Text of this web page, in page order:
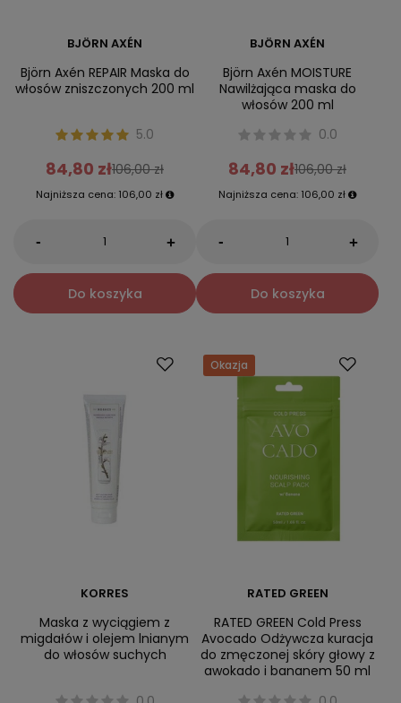
BJÖRN AXÉN
Björn Axén REPAIR Maska do
włosów zniszczonych 200 ml
5.0
84,80 zł106,00 zł
Najniższa cena: 106,00 zł
- +
Do koszyka
BJÖRN AXÉN
Björn Axén MOISTURE
Nawilżająca maska do
włosów 200 ml
0.0
84,80 zł106,00 zł
Najniższa cena: 106,00 zł
- +
Do koszyka
KORRES
Maska z wyciągiem z
migdałów i olejem lnianym
do włosów suchych
Okazja
RATED GREEN
RATED GREEN Cold Press
Avocado Odżywcza kuracja
do zmęczonej skóry głowy z
awokado i bananem 50 ml